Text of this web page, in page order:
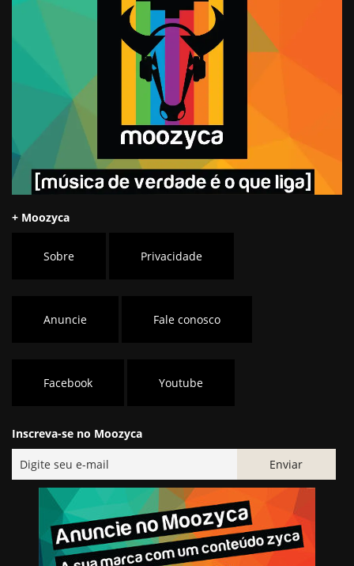
+ Moozyca
Sobre Privacidade
Anuncie Fale conosco
Facebook Youtube
Inscreva-se no Moozyca